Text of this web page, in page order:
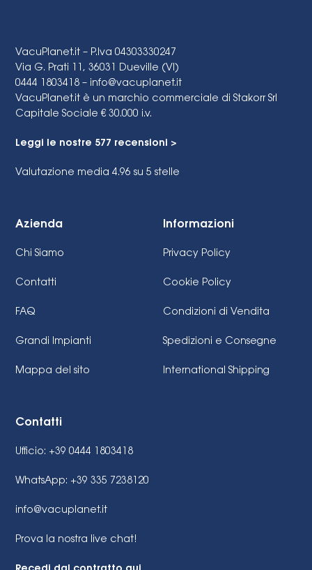
VacuPlanet.it – P.Iva 04303330247
Via G. Prati 11, 36031 Dueville (VI)
0444 1803418 – info@vacuplanet.it
VacuPlanet.it è un marchio commerciale di Stakorr Srl
Capitale Sociale € 30.000 i.v.
Leggi le nostre 577 recensioni >
Valutazione media 4.96 su 5 stelle
Azienda
Chi Siamo
Contatti
FAQ
Grandi Impianti
Mappa del sito
Informazioni
Privacy Policy
Cookie Policy
Condizioni di Vendita
Spedizioni e Consegne
International Shipping
Contatti
Ufficio: +39 0444 1803418
WhatsApp: +39 335 7238120
info@vacuplanet.it
Prova la nostra live chat!